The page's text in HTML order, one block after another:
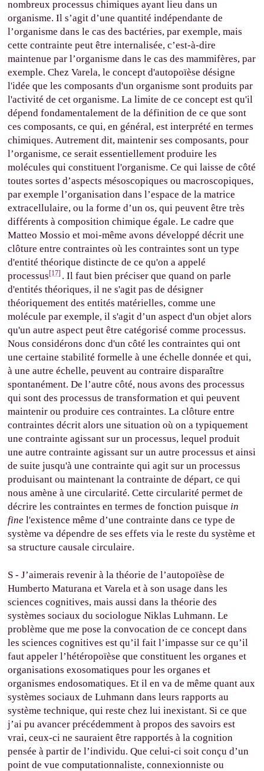
nombreux processus chimiques ayant lieu dans un
organisme. Il s’agit d’une quantité indépendante de
l’organisme dans le cas des bactéries, par exemple, mais
cette contrainte peut être internalisée, c’est-à-dire
maintenue par l’organisme dans le cas des mammifères, par
exemple. Chez Varela, le concept d'autopoïèse désigne
l'idée que les composants d'un organisme sont produits par
l'activité de cet organisme. La limite de ce concept est qu'il
dépend fondamentalement de la définition de ce que sont
ces composants, ce qui, en général, est interprété en termes
chimiques. Autrement dit, maintenir ses composants, pour
l’organisme, ce serait essentiellement produire les
molécules qui constituent l'organisme. Ce qui laisse de côté
toutes sortes d’aspects mésoscopiques ou macroscopiques,
par exemple l’organisation dans l’espace de la matrice
extracellulaire, ou la forme d’un os, qui peuvent être très
différents à composition chimique égale. Le cadre que
Matteo Mossio et moi-même avons développé décrit une
clôture entre contraintes où les contraintes sont un type
d'entité théorique distincte de ce qu'on a appelé
processus[17] . Il faut bien préciser que quand on parle
d'entités théoriques, il ne s'agit pas de désigner
théoriquement des entités matérielles, comme une
molécule par exemple, il s'agit d’un aspect d'un objet alors
qu'un autre aspect peut être catégorisé comme processus.
Nous considérons donc d'un côté les contraintes qui ont
une certaine stabilité formelle à une échelle donnée et qui,
à une autre échelle, peuvent au contraire disparaître
spontanément. De l’autre côté, nous avons des processus
qui sont des processus de transformation et qui peuvent
maintenir ou produire ces contraintes. La clôture entre
contraintes décrit alors une situation où on a typiquement
une contrainte agissant sur un processus, lequel produit
une autre contrainte agissant sur un autre processus et ainsi
de suite jusqu'à une contrainte qui agit sur un processus
produisant ou maintenant la contrainte de départ, ce qui
nous amène à une circularité. Cette circularité permet de
décrire les contraintes en termes de fonction puisque in
fine l'existence même d’une contrainte dans ce type de
système va dépendre de ses effets via le reste du système et
sa structure causale circulaire.
S - J’aimerais revenir à la théorie de l’autopoïèse de
Humberto Maturana et Varela et à son usage dans les
sciences cognitives, mais aussi dans la théorie des
systèmes sociaux du sociologue Niklas Luhmann. Le
problème que me pose la convocation de ce concept dans
les sciences cognitives est qu’il fait l’impasse sur ce qu’il
faut appeler l’hétéropoïèse que constituent les organes et
organisations exosomatiques pour les organes et
organismes endosomatiques. Et il en va de même quant aux
systèmes sociaux de Luhmann dans leurs rapports au
système technique, qui reste chez lui inexistant. Si ce que
j’ai pu avancer précédemment à propos des savoirs est
vrai, ceux-ci ne sauraient être rapportés à la cognition
pensée à partir de l’individu. Que celui-ci soit conçu d’un
point de vue computationnaliste, connexionniste ou